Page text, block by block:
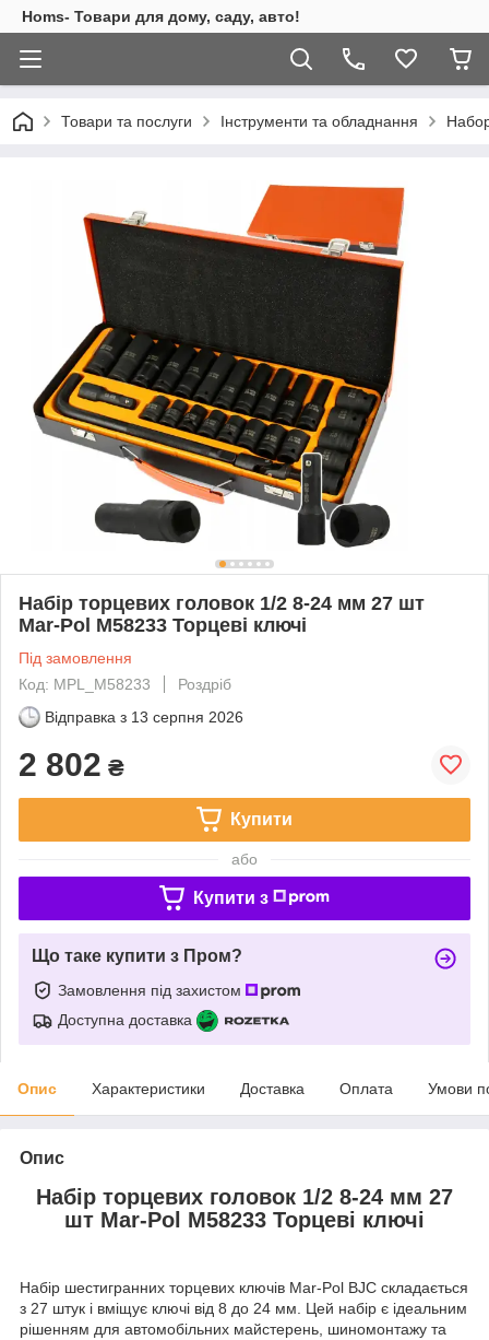
Homs- Товари для дому, саду, авто!
Товари та послуги Інструменти та обладнання
Набір торцевих головок 1/2 8-24 мм 27 шт
Mar-Pol M58233 Торцеві ключі
Під замовлення
Код: MPL_M58233
Роздріб
Відправка з 13 серпня 2026
2 802 ₴
Купити
або
Купити з
Що таке купити з Пром?
Замовлення під захистом
Доступна доставка
Опис Характеристики Доставка Оплата Умови
Опис
Набір торцевих головок 1/2 8-24 мм 27
шт Mar-Pol M58233 Торцеві ключі
Набір шестигранних торцевих ключів Mar-Pol BJC складається
з 27 штук і вміщує ключі від 8 до 24 мм. Цей набір є ідеальним
рішенням для автомобільних майстерень, шиномонтажу та